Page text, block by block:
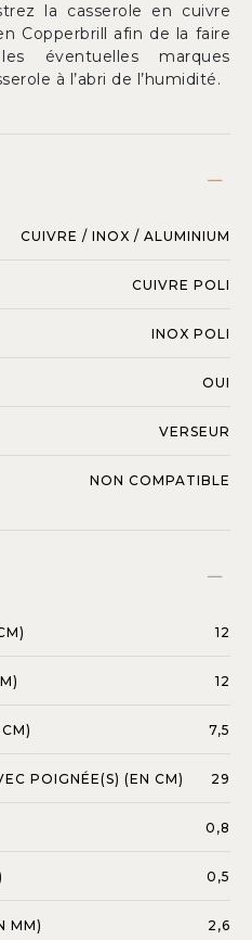
la casserole en cuivre
Copperbrill afin de la faire
éventuelles marques
à l’abri de l’humidité.
CUIVRE / INOX / ALUMINIUM
CUIVRE POLI
INOX POLI
OUI
VERSEUR
NON COMPATIBLE
12
12
7,5
POIGNÉE(S) (EN CM) 29
0,8
0,5
MM) 2,6